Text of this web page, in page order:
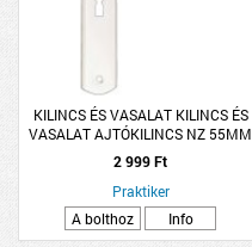
KILINCS ÉS VASALAT KILINCS ÉS
VASALAT AJTÓKILINCS NZ 55MM
ALU FEHÉR LARINA
2 999 Ft
Praktiker
A bolthoz
Info